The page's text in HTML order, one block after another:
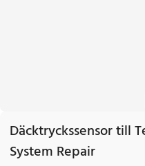
Däcktryckssensor till
System Repair